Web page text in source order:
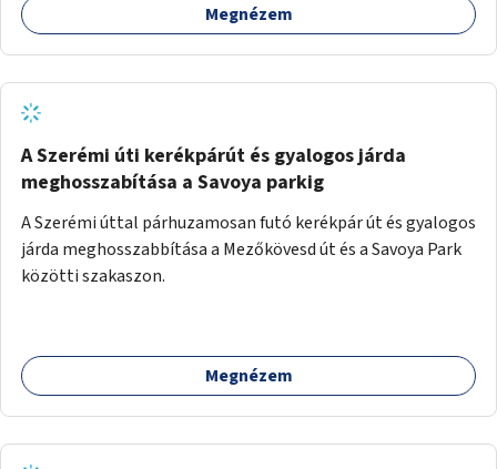
Megnézem
A Szerémi úti kerékpárút és gyalogos járda
meghosszabítása a Savoya parkig
A Szerémi úttal párhuzamosan futó kerékpár út és gyalogos
járda meghosszabbítása a Mezőkövesd út és a Savoya Park
közötti szakaszon.
Megnézem